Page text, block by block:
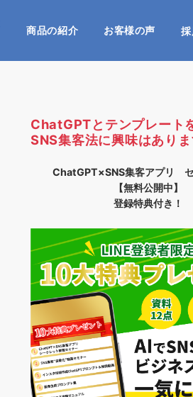
商品の紹介 お客様の声
ChatGPTとテンプレート
SNS集客法に興味はありま
ChatGPT×SNS集客アプリ
【無料公開中】
登録特典付き！